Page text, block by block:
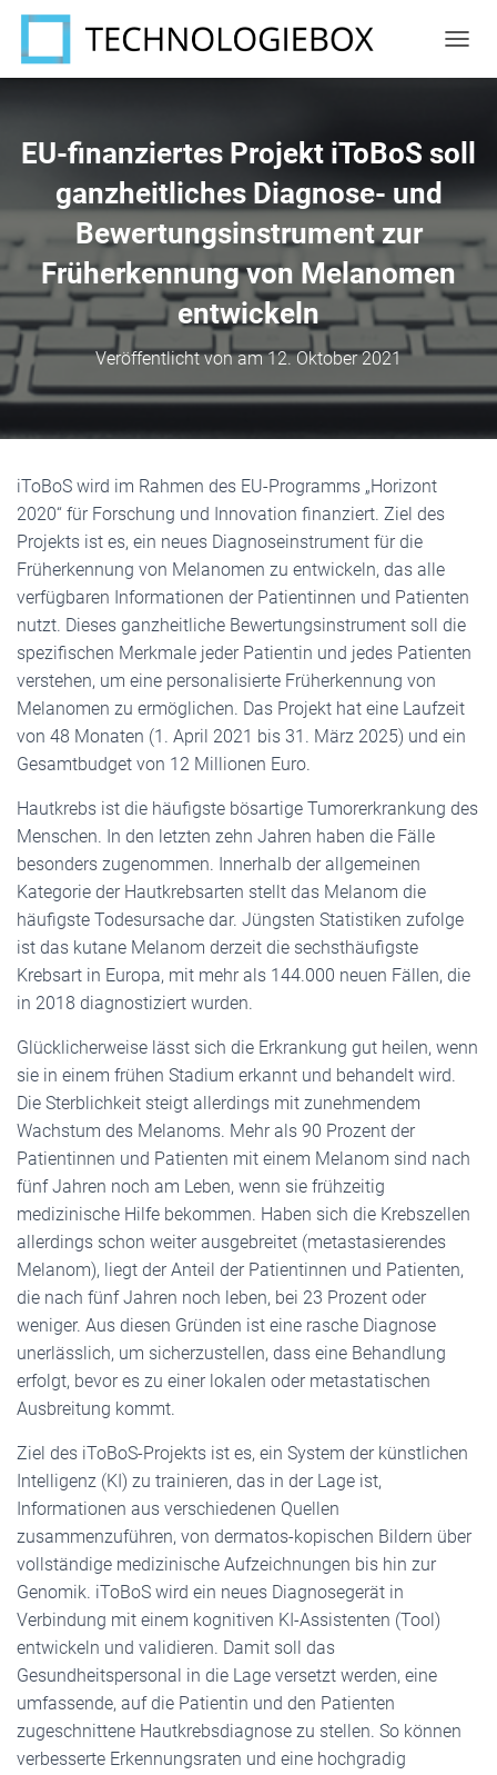
A
G
A
N
U
H
L
E
EU-finanziertes Projekt iToBoS soll
ganzheitliches Diagnose- und
Bewertungsinstrument zur
Früherkennung von Melanomen
entwickeln
Veröffentlicht vonam12. Oktober 2021
iToBoS wird im Rahmen des EU-Programms „Horizont
2020“ für Forschung und Innovation finanziert. Ziel des
Projekts ist es, ein neues Diagnoseinstrument für die
Früherkennung von Melanomen zu entwickeln, das alle
verfügbaren Informationen der Patientinnen und Patienten
nutzt. Dieses ganzheitliche Bewertungsinstrument soll die
spezifischen Merkmale jeder Patientin und jedes Patienten
verstehen, um eine personalisierte Früherkennung von
Melanomen zu ermöglichen. Das Projekt hat eine Laufzeit
von 48 Monaten (1. April 2021 bis 31. März 2025) und ein
Gesamtbudget von 12 Millionen Euro.
Hautkrebs ist die häufigste bösartige Tumorerkrankung des
Menschen. In den letzten zehn Jahren haben die Fälle
besonders zugenommen. Innerhalb der allgemeinen
Kategorie der Hautkrebsarten stellt das Melanom die
häufigste Todesursache dar. Jüngsten Statistiken zufolge
ist das kutane Melanom derzeit die sechsthäufigste
Krebsart in Europa, mit mehr als 144.000 neuen Fällen, die
in 2018 diagnostiziert wurden.
Glücklicherweise lässt sich die Erkrankung gut heilen, wenn
sie in einem frühen Stadium erkannt und behandelt wird.
Die Sterblichkeit steigt allerdings mit zunehmendem
Wachstum des Melanoms. Mehr als 90 Prozent der
Patientinnen und Patienten mit einem Melanom sind nach
fünf Jahren noch am Leben, wenn sie frühzeitig
medizinische Hilfe bekommen. Haben sich die Krebszellen
allerdings schon weiter ausgebreitet (metastasierendes
Melanom), liegt der Anteil der Patientinnen und Patienten,
die nach fünf Jahren noch leben, bei 23 Prozent oder
weniger. Aus diesen Gründen ist eine rasche Diagnose
unerlässlich, um sicherzustellen, dass eine Behandlung
erfolgt, bevor es zu einer lokalen oder metastatischen
Ausbreitung kommt.
Ziel des iToBoS-Projekts ist es, ein System der künstlichen
Intelligenz (KI) zu trainieren, das in der Lage ist,
Informationen aus verschiedenen Quellen
zusammenzuführen, von dermatos-kopischen Bildern über
vollständige medizinische Aufzeichnungen bis hin zur
Genomik. iToBoS wird ein neues Diagnosegerät in
Verbindung mit einem kognitiven KI-Assistenten (Tool)
entwickeln und validieren. Damit soll das
Gesundheitspersonal in die Lage versetzt werden, eine
umfassende, auf die Patientin und den Patienten
zugeschnittene Hautkrebsdiagnose zu stellen. So können
verbesserte Erkennungsraten und eine hochgradig